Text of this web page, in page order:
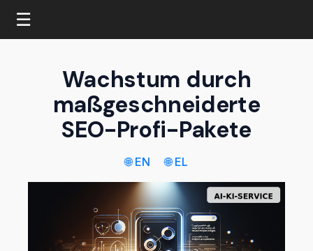
☰
Wachstum durch
maßgeschneiderte
SEO-Profi-Pakete
🌐 EN 🌐 EL